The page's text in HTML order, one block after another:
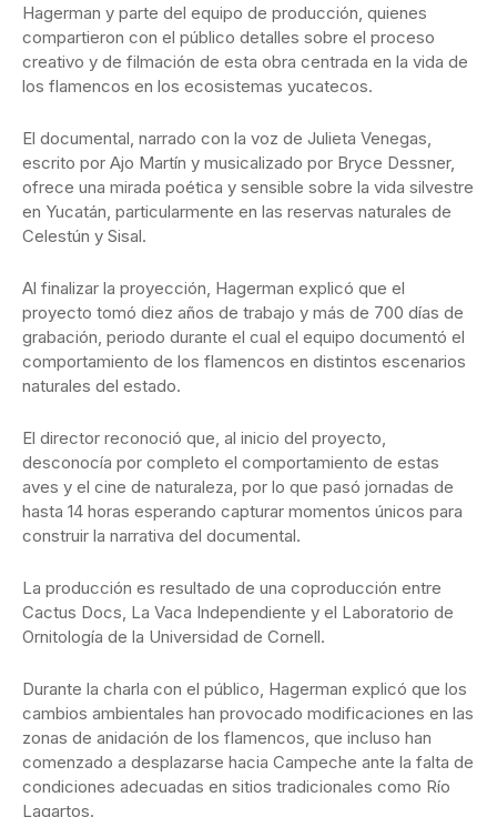
Hagerman y parte del equipo de producción, quienes
compartieron con el público detalles sobre el proceso
creativo y de filmación de esta obra centrada en la vida de
los flamencos en los ecosistemas yucatecos.
El documental, narrado con la voz de Julieta Venegas,
escrito por Ajo Martín y musicalizado por Bryce Dessner,
ofrece una mirada poética y sensible sobre la vida silvestre
en Yucatán, particularmente en las reservas naturales de
Celestún y Sisal.
Al finalizar la proyección, Hagerman explicó que el
proyecto tomó diez años de trabajo y más de 700 días de
grabación, periodo durante el cual el equipo documentó el
comportamiento de los flamencos en distintos escenarios
naturales del estado.
El director reconoció que, al inicio del proyecto,
desconocía por completo el comportamiento de estas
aves y el cine de naturaleza, por lo que pasó jornadas de
hasta 14 horas esperando capturar momentos únicos para
construir la narrativa del documental.
La producción es resultado de una coproducción entre
Cactus Docs, La Vaca Independiente y el Laboratorio de
Ornitología de la Universidad de Cornell.
Durante la charla con el público, Hagerman explicó que los
cambios ambientales han provocado modificaciones en las
zonas de anidación de los flamencos, que incluso han
comenzado a desplazarse hacia Campeche ante la falta de
condiciones adecuadas en sitios tradicionales como Río
Lagartos.